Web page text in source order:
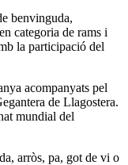
benvinguda,
categoria de rams i
la participació del
acompanyats pel
de Llagostera.
mundial del
arròs, pa, got de vi o